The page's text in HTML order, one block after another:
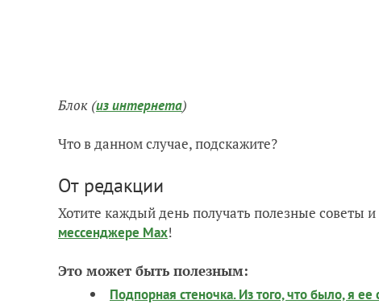
Блок (из интернета)
Что в данном случае, подскажите?
От редакции
Хотите каждый день получать полезные советы
мессенджере Max!
Это может быть полезным:
Подпорная стеночка. Из того, что было, я ее